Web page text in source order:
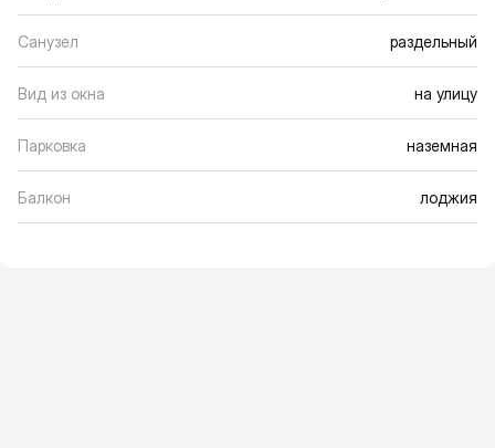
Санузел раздельный
Вид из окна на улицу
Парковка наземная
Балкон лоджия